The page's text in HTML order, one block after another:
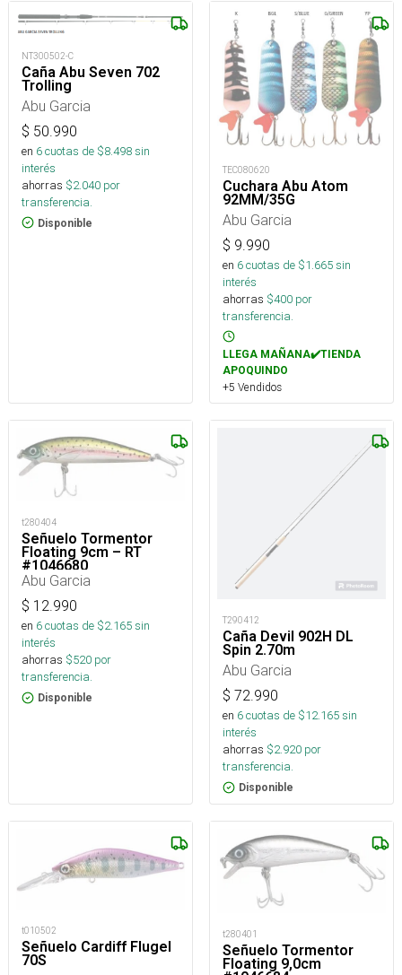
NT300502-C
Caña Abu Seven 702
Trolling
Abu Garcia
$ 50.990
en 6cuotas de $8.498sin
interés
ahorras $2.040 por
transferencia.
Disponible
TEC080620
Cuchara Abu Atom
92MM/35G
Abu Garcia
$ 9.990
en 6cuotas de $1.665sin
interés
ahorras $400 por
transferencia.
LLEGA MAÑANA✔️TIENDA
APOQUINDO
+5 Vendidos
t280404
Señuelo Tormentor
Floating 9cm – RT
#1046680
Abu Garcia
$ 12.990
en 6cuotas de $2.165sin
interés
ahorras $520 por
transferencia.
Disponible
T290412
Caña Devil 902H DL
Spin 2.70m
Abu Garcia
$ 72.990
en 6cuotas de $12.165sin
interés
ahorras $2.920 por
transferencia.
Disponible
t010502
Señuelo Cardiff Flugel
70S
t280401
Señuelo Tormentor
Floating 9,0cm